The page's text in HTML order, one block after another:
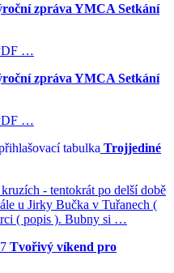
zpráva YMCA Setkání
…
zpráva YMCA Setkání
…
tabulka Trojjediné
- tentokrát po delší době
u Jirky Bučka v Tuřanech (
( popis ). Bubny si …
Tvořivý víkend pro